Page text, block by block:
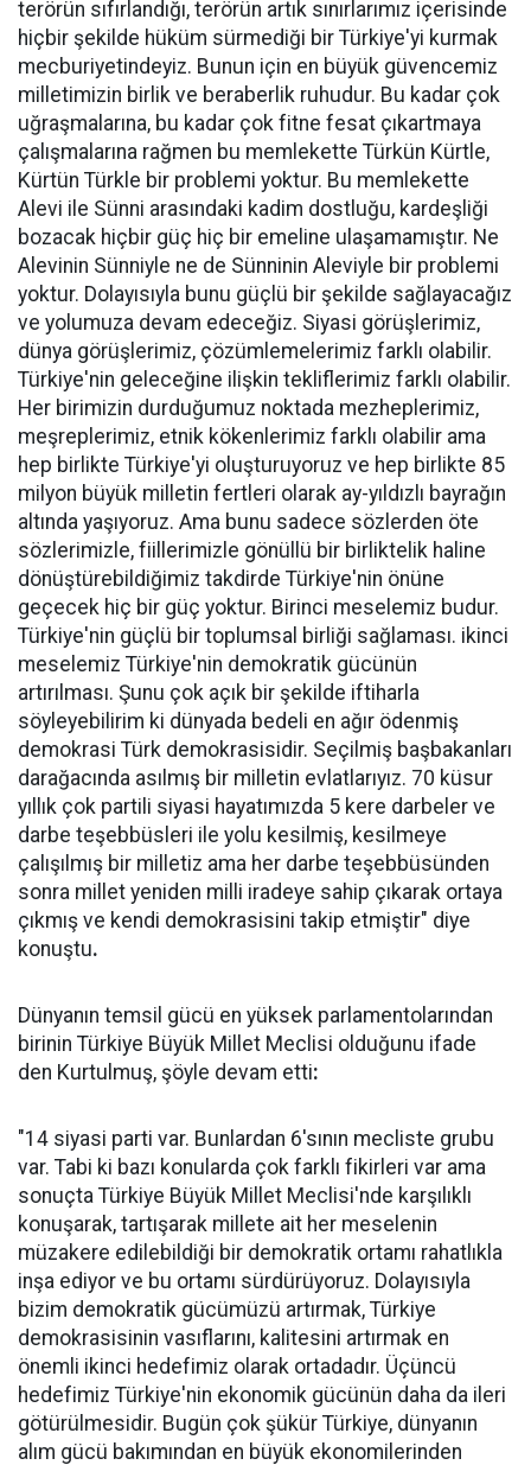
terörün sıfırlandığı, terörün artık sınırlarımız içerisinde
hiçbir şekilde hüküm sürmediği bir Türkiye'yi kurmak
mecburiyetindeyiz. Bunun için en büyük güvencemiz
milletimizin birlik ve beraberlik ruhudur. Bu kadar çok
uğraşmalarına, bu kadar çok fitne fesat çıkartmaya
çalışmalarına rağmen bu memlekette Türkün Kürtle,
Kürtün Türkle bir problemi yoktur. Bu memlekette
Alevi ile Sünni arasındaki kadim dostluğu, kardeşliği
bozacak hiçbir güç hiç bir emeline ulaşamamıştır. Ne
Alevinin Sünniyle ne de Sünninin Aleviyle bir problemi
yoktur. Dolayısıyla bunu güçlü bir şekilde sağlayacağız
ve yolumuza devam edeceğiz. Siyasi görüşlerimiz,
dünya görüşlerimiz, çözümlemelerimiz farklı olabilir.
Türkiye'nin geleceğine ilişkin tekliflerimiz farklı olabilir.
Her birimizin durduğumuz noktada mezheplerimiz,
meşreplerimiz, etnik kökenlerimiz farklı olabilir ama
hep birlikte Türkiye'yi oluşturuyoruz ve hep birlikte 85
milyon büyük milletin fertleri olarak ay-yıldızlı bayrağın
altında yaşıyoruz. Ama bunu sadece sözlerden öte
sözlerimizle, fiillerimizle gönüllü bir birliktelik haline
dönüştürebildiğimiz takdirde Türkiye'nin önüne
geçecek hiç bir güç yoktur. Birinci meselemiz budur.
Türkiye'nin güçlü bir toplumsal birliği sağlaması. ikinci
meselemiz Türkiye'nin demokratik gücünün
artırılması. Şunu çok açık bir şekilde iftiharla
söyleyebilirim ki dünyada bedeli en ağır ödenmiş
demokrasi Türk demokrasisidir. Seçilmiş başbakanları
darağacında asılmış bir milletin evlatlarıyız. 70 küsur
yıllık çok partili siyasi hayatımızda 5 kere darbeler ve
darbe teşebbüsleri ile yolu kesilmiş, kesilmeye
çalışılmış bir milletiz ama her darbe teşebbüsünden
sonra millet yeniden milli iradeye sahip çıkarak ortaya
çıkmış ve kendi demokrasisini takip etmiştir" diye
konuştu.
Dünyanın temsil gücü en yüksek parlamentolarından
birinin Türkiye Büyük Millet Meclisi olduğunu ifade
den Kurtulmuş, şöyle devam etti:
"14 siyasi parti var. Bunlardan 6'sının mecliste grubu
var. Tabi ki bazı konularda çok farklı fikirleri var ama
sonuçta Türkiye Büyük Millet Meclisi'nde karşılıklı
konuşarak, tartışarak millete ait her meselenin
müzakere edilebildiği bir demokratik ortamı rahatlıkla
inşa ediyor ve bu ortamı sürdürüyoruz. Dolayısıyla
bizim demokratik gücümüzü artırmak, Türkiye
demokrasisinin vasıflarını, kalitesini artırmak en
önemli ikinci hedefimiz olarak ortadadır. Üçüncü
hedefimiz Türkiye'nin ekonomik gücünün daha da ileri
götürülmesidir. Bugün çok şükür Türkiye, dünyanın
alım gücü bakımından en büyük ekonomilerinden